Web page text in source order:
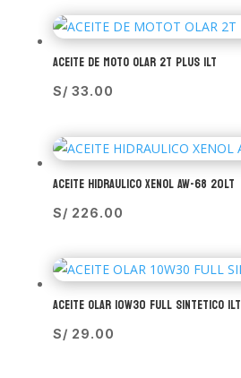
ACEITE DE MOTO OLAR 2T PLUS 1LT
S/ 33.00
ACEITE HIDRAULICO XENOL AW-68 20LT
S/ 226.00
ACEITE OLAR 10W30 FULL SINTETICO 1LT
S/ 29.00